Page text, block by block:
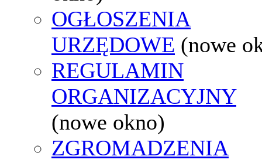
OGŁOSZENIA
URZĘDOWE (nowe
REGULAMIN
ORGANIZACYJNY
(nowe okno)
ZGROMADZENIA